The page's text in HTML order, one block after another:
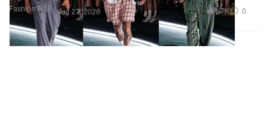
Fashion 时装 Jun 27, 2026 1.7K 0